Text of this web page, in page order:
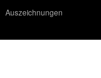
Auszeichnungen